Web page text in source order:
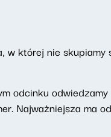
w której nie
odcinku
Najważniejsza ma